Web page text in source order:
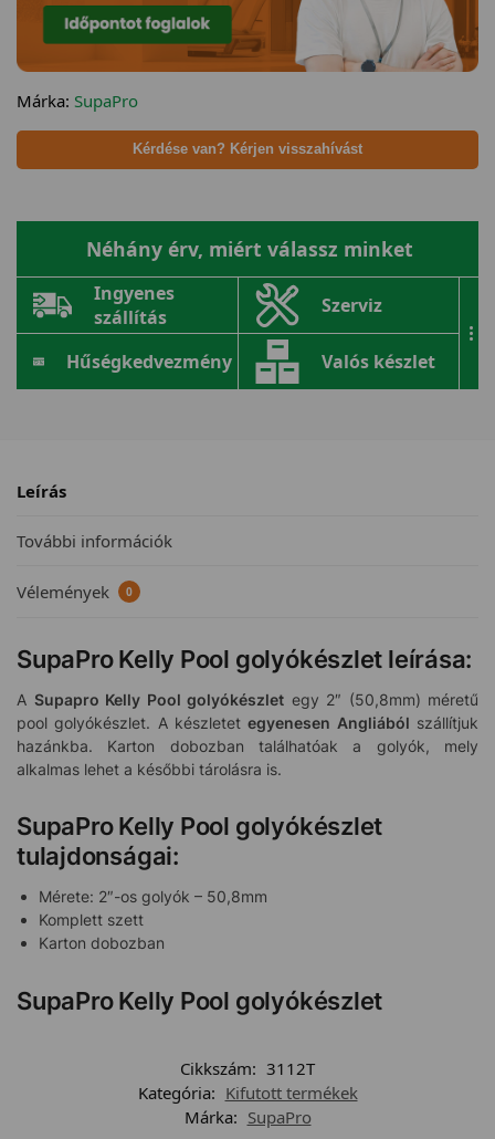
Márka: SupaPro
Kérdése van? Kérjen visszahívást
Néhány érv, miért válassz minket
Ingyenes
szállítás
Szerviz
Hűségkedvezmény Valós készlet
...
Leírás
További információk
Vélemények 0
SupaPro Kelly Pool golyókészlet leírása:
A Supapro Kelly Pool golyókészlet egy 2″ (50,8mm) méretű
pool golyókészlet. A készletetegyenesen Angliából szállítjuk
hazánkba. Karton dobozban találhatóak a golyók, mely
alkalmas lehet a későbbi tárolásra is.
SupaPro Kelly Pool golyókészlet
tulajdonságai:
Mérete: 2″-os golyók – 50,8mm
Komplett szett
Karton dobozban
SupaPro Kelly Pool golyókészlet
Cikkszám: 3112T
Kategória: Kifutott termékek
Márka: SupaPro